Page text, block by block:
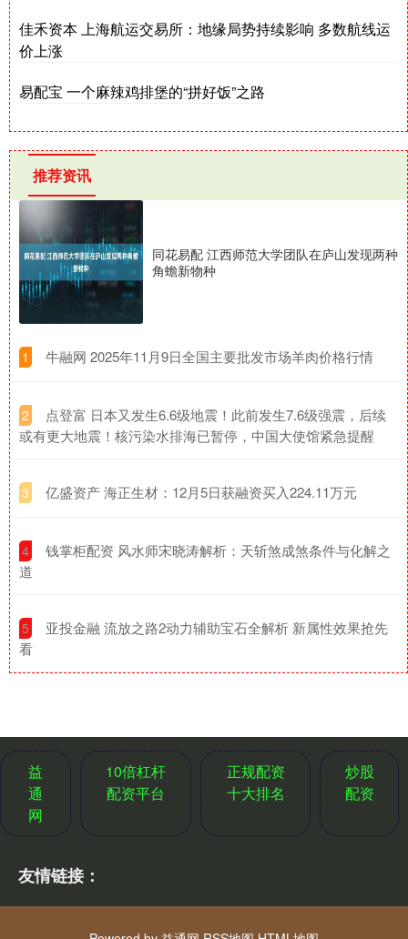
佳禾资本 上海航运交易所：地缘局势持续影响 多数航线运
价上涨
易配宝 一个麻辣鸡排堡的“拼好饭”之路
推荐资讯
同花易配 江西师范大学团队在庐山发现两种
角蟾新物种
1 ​牛融网 2025年11月9日全国主要批发市场羊肉价格行情
2
​点登富 日本又发生6.6级地震！此前发生7.6级强震，后续
或有更大地震！核污染水排海已暂停，中国大使馆紧急提醒
3 ​亿盛资产 海正生材：12月5日获融资买入224.11万元
4
​钱掌柜配资 风水师宋晓涛解析：天斩煞成煞条件与化解之
道
5
​亚投金融 流放之路2动力辅助宝石全解析 新属性效果抢先
看
益
通
网
10倍杠杆
配资平台
正规配资
十大排名
炒股
配资
友情链接：